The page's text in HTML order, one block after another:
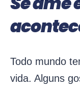
Todo mundo
vida. Alguns